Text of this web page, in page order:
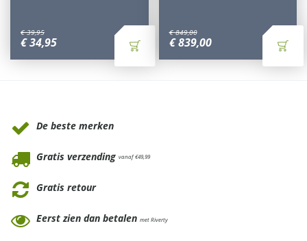
€ 39,95
€34,95
€ 849,00
€ 839,00
De beste merken
Gratis verzending vanaf €49,99
Gratis retour
Eerst zien dan betalen met Riverty